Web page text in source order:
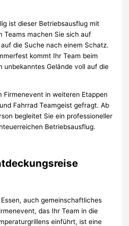
ist dieser Betriebsausflug mit
Teams machen Sie sich auf
die Suche nach einem Schatz.
kommt Ihr Team beim
unbekanntes Gelände voll auf die
Firmenevent in weiteren Etappen
Fahrrad Teamgeist gefragt. Ab
begleitet Sie ein professioneller
Betriebsausflug.
auch gemeinschaftliches
das Ihr Team in die
einführt, ist eine